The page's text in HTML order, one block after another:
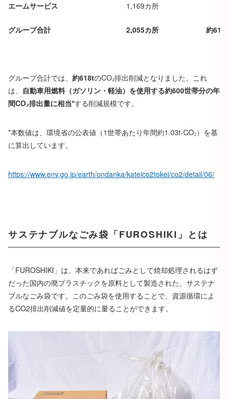
エームサービス 1,169カ所
グループ合計 2,055カ所 約618t
グループ合計では、 約618tのCO₂排出削減となりました。これ
は、 自動車用燃料（ガソリン・軽油）を使用する約600世帯分の年
間CO₂排出量に相当*する削減規模です。
*本数値は、環境省の公表値（1世帯あたり年間約1.03t-CO₂）を基
に算出しています。
https://www.env.go.jp/earth/ondanka/kateico2tokei/co2/detail/06/
サステナブルなごみ袋「FUROSHIKI」とは
「FUROSHIKI」は、本来であればごみとして焼却処理されるはず
だった国内の廃プラスチックを原料として製造された、サステナ
ブルなごみ袋です。このごみ袋を使用することで、資源循環によ
るCO2排出削減値を定量的に量ることができます。